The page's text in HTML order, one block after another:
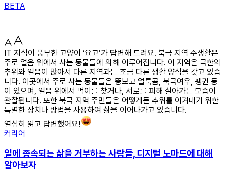
BETA
IT 지식이 풍부한 고양이 ‘요고’가 답변해 드려요. 북극 지역 주생활은
주로 얼음 위에서 사는 동물들에 의해 이루어집니다. 이 지역은 극한의
추위와 얼음이 많아서 다른 지역과는 조금 다른 생활 양식을 갖고 있습
니다. 이곳에서 주로 사는 동물들은 뚱보고 얼룩곰, 북극여우, 펭귄 등
이 있으며, 얼음 위에서 먹이를 찾거나, 서로를 피해 살아가는 모습이
관찰됩니다. 또한 북극 지역 주민들은 어떻게든 추위를 이겨내기 위한
특별한 장치나 방법을 사용하여 삶을 이어나가고 있습니다.
열심히 읽고 답변했어요!
커리어
일에 종속되는 삶을 거부하는 사람들, 디지털 노마드에 대해
알아보자